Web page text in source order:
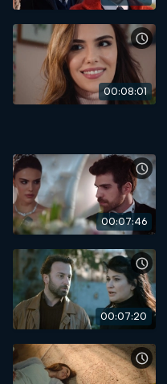
00:08:01
00:07:46
00:07:20